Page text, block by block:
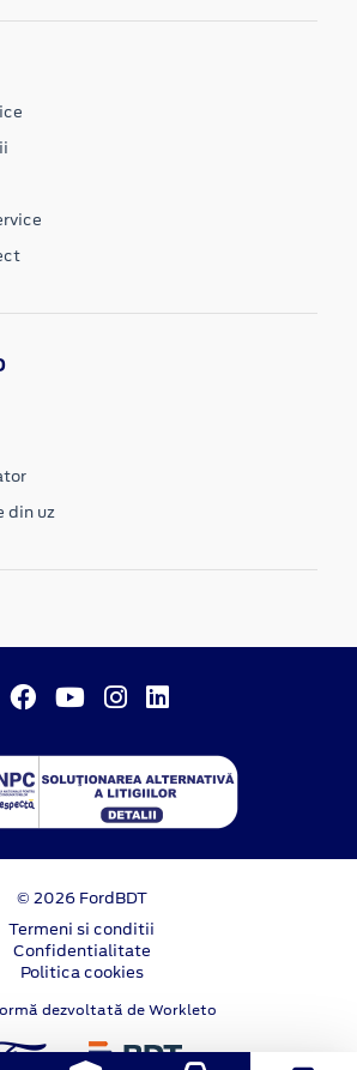
din uz
© 2026 FordBDT
Termeni si conditii
Confidentialitate
Politica cookies
dezvoltată de Workleto